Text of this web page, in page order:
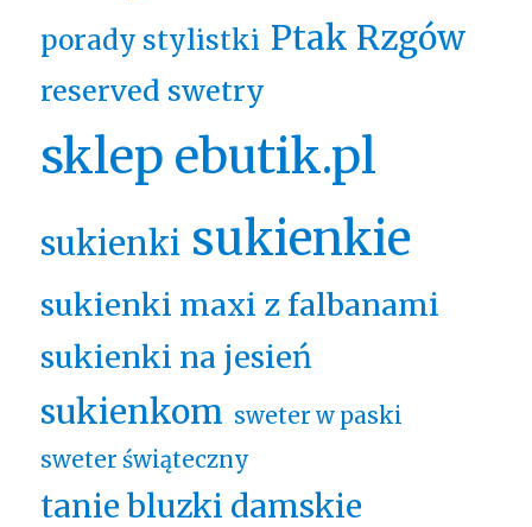
porady stylistki Ptak Rzgów
reserved swetry
sklep ebutik.pl
sukienki sukienkie
sukienki maxi z falbanami
sukienki na jesień
sukienkom sweter w paski
sweter świąteczny
tanie bluzki damskie